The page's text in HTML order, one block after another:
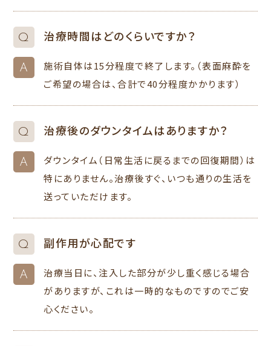
Q 治療時間はどのくらいですか？
A
施術自体は15分程度で終了します。（表面麻酔を
ご希望の場合は、合計で40分程度かかります）
Q 治療後のダウンタイムはありますか？
A
ダウンタイム（日常生活に戻るまでの回復期間）は
特にありません。治療後すぐ、いつも通りの生活を
送っていただけます。
Q 副作用が心配です
A
治療当日に、注入した部分が少し重く感じる場合
がありますが、これは一時的なものですのでご安
心ください。